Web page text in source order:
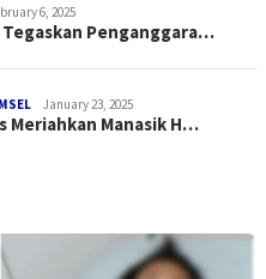
6, 2025
Penganggara…
January 23, 2025
Meriahkan Manasik H…